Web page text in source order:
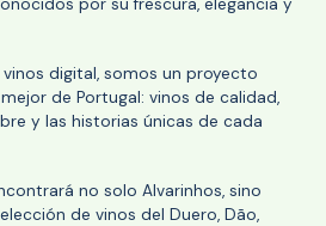
digital, somos un proyecto
de Portugal: vinos de calidad,
y las historias únicas de cada
no solo Alvarinhos, sino
de vinos del Duero, Dão,